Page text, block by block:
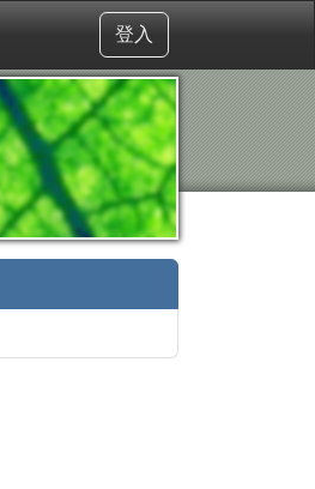
登入